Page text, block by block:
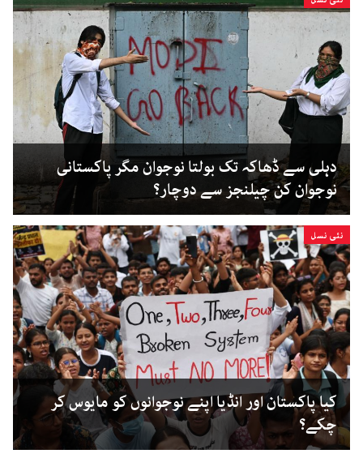
دہلی سے ڈھاکہ تک بولتا نوجوان مگر پاکستانی
نوجوان کن چیلنجز سے دوچار؟
نئی نسل
کیا پاکستان اور انڈیا اپنے نوجوانوں کو مایوس کر
چکے؟